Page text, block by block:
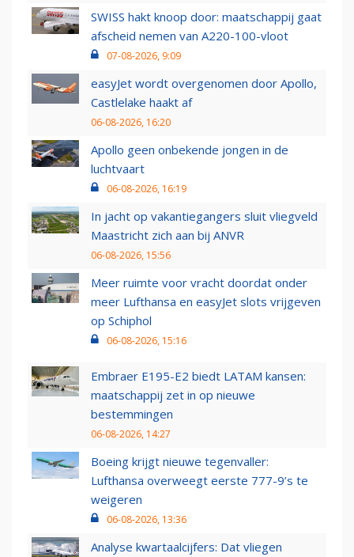
SWISS hakt knoop door: maatschappij gaat
afscheid nemen van A220-100-vloot
07-08-2026, 9:09
easyJet wordt overgenomen door Apollo,
Castlelake haakt af
06-08-2026, 16:20
Apollo geen onbekende jongen in de
luchtvaart
06-08-2026, 16:19
In jacht op vakantiegangers sluit vliegveld
Maastricht zich aan bij ANVR
06-08-2026, 15:56
Meer ruimte voor vracht doordat onder
meer Lufthansa en easyJet slots vrijgeven
op Schiphol
06-08-2026, 15:16
Embraer E195-E2 biedt LATAM kansen:
maatschappij zet in op nieuwe
bestemmingen
06-08-2026, 14:27
Boeing krijgt nieuwe tegenvaller:
Lufthansa overweegt eerste 777-9’s te
weigeren
06-08-2026, 13:36
Analyse kwartaalcijfers: Dat vliegen